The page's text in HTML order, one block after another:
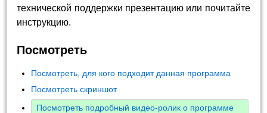
технической поддержки презентацию или почитайте
инструкцию.
Посмотреть
Посмотреть, для кого подходит данная программа
Посмотреть скриншот
Посмотреть подробный видео-ролик о программе